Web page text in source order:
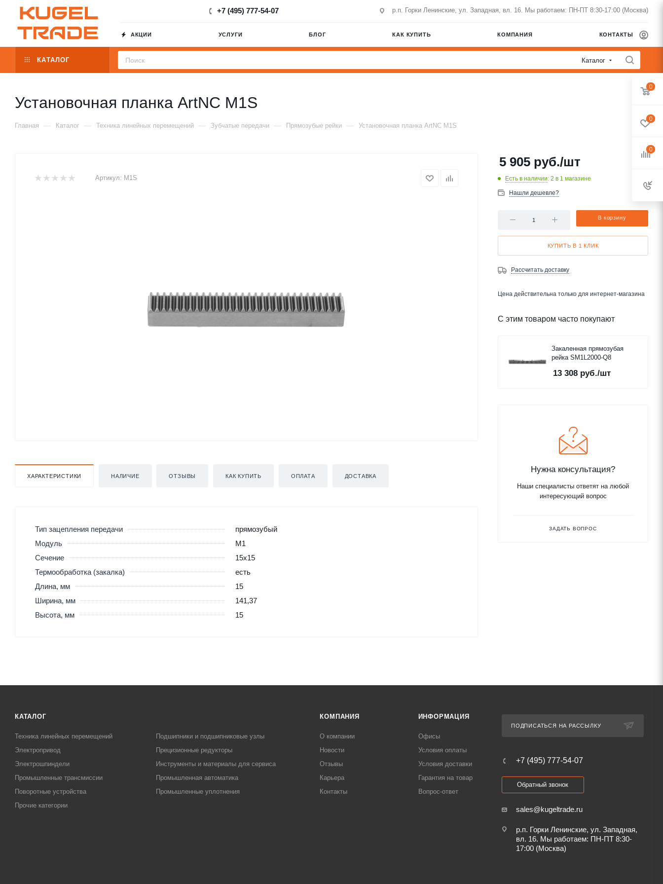
+7 (495) 777-54-07 р.п. Горки Ленинские, ул. Западная, вл. 16. Мы работаем: ПН-ПТ 8:30-17:00 (Москва)
АКЦИИ УСЛУГИ БЛОГ КАК КУПИТЬ КОМПАНИЯ КОНТАКТЫ
КАТАЛОГ Каталог
Установочная планка ArtNC M1S
Главная — Каталог — Техника линейных перемещений — Зубчатые передачи — Прямозубые рейки — Установочная планка ArtNC M1S
Артикул: M1S
ХАРАКТЕРИСТИКИ НАЛИЧИЕ ОТЗЫВЫ КАК КУПИТЬ ОПЛАТА ДОСТАВКА
Тип зацепления передачи
прямозубый
Модуль
M1
Сечение
15x15
Термообработка (закалка)
есть
Длина, мм
15
Ширина, мм
141,37
Высота, мм
15
5 905 руб./шт
Есть в наличии: 2 в 1 магазине
Нашли дешевле?
В корзину
КУПИТЬ В 1 КЛИК
Рассчитать доставку
Цена действительна только для интернет-магазина
С этим товаром часто покупают
Закаленная прямозубая
рейка SM1L2000-Q8
13 308 руб./шт
Нужна консультация?
Наши специалисты ответят на любой
интересующий вопрос
ЗАДАТЬ ВОПРОС
КАТАЛОГ
Техника линейных перемещений
Подшипники и подшипниковые узлы
Электропривод
Прецизионные редукторы
Электрошпиндели
Инструменты и материалы для сервиса
Промышленные трансмиссии
Промышленная автоматика
Поворотные устройства
Промышленные уплотнения
Прочие категории
КОМПАНИЯ
О компании
Новости
Отзывы
Карьера
Контакты
ИНФОРМАЦИЯ
Офисы
Условия оплаты
Условия доставки
Гарантия на товар
Вопрос-ответ
ПОДПИСАТЬСЯ НА РАССЫЛКУ
+7 (495) 777-54-07
Обратный звонок
sales@kugeltrade.ru
р.п. Горки Ленинские, ул. Западная,
вл. 16. Мы работаем: ПН-ПТ 8:30-
17:00 (Москва)
0
0
0